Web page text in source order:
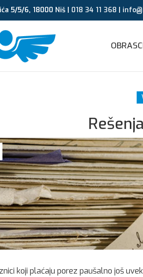
5/5/6, 18000 Niš | 018 34 11 368 |
koji plaćaju porez paušalno još